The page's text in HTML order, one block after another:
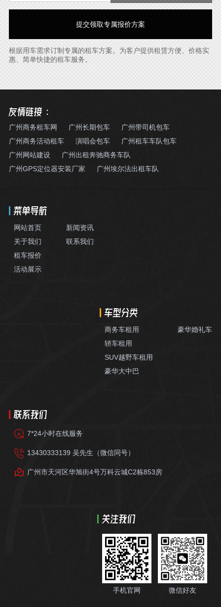
根据用车需求订制专属的租车方案。为客户提供租赁方便、价格实
惠、简单快捷的租车服务。
友情链接：
广州商务租车网 广州长期包车
广州带司机包车
广州商务活动租车
演唱会包车
广州租车车队包车
广州网站建设
广州出租奔驰商务车队
广州GPS定位器安装厂家
广州埃尔法出租车队
菜单导航
网站首页
关于我们
租车报价
活动展示
新闻资讯
联系我们
车型分类
商务车租用
轿车租用
SUV越野车租用
豪华大中巴
豪华婚礼车
联系我们
7*24小时在线服务
13430333139 吴先生（微信同号）
广州市天河区华旭街4号万科云城C2栋853房
关注我们
手机官网 微信好友